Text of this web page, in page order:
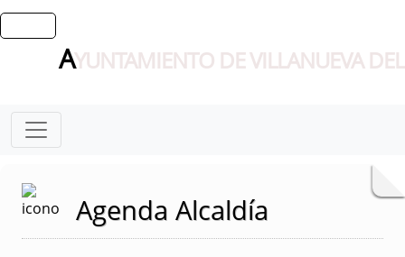
AYUNTAMIENTO DE VILLANUEVA
Agenda Alcaldía